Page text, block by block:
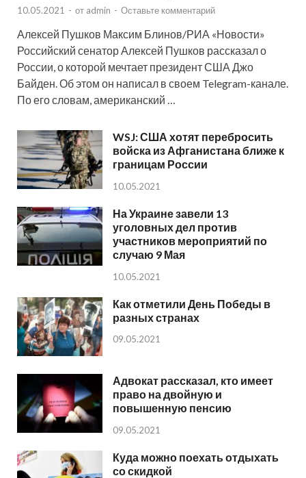
10.05.2021 - от admin - Оставьте комментарий
Алексей Пушков Максим Блинов/РИА «Новости»
Российский сенатор Алексей Пушков рассказал о
России, о которой мечтает президент США Джо
Байден. Об этом он написал в своем Telegram-канале.
По его словам, американский …
WSJ: США хотят перебросить
войска из Афганистана ближе к
границам России
10.05.2021
На Украине завели 13
уголовных дел против
участников мероприятий по
случаю 9 Мая
10.05.2021
Как отметили День Победы в
разных странах
09.05.2021
Адвокат рассказал, кто имеет
право на двойную и
повышенную пенсию
09.05.2021
Куда можно поехать отдыхать
со скидкой